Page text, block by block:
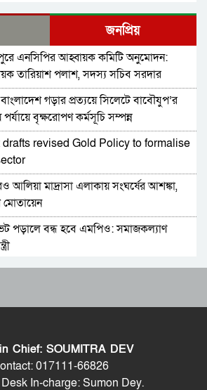
শেষ করবো কীভাবে’- এসএসসির সময়
শিক্ষার্থীদের উদ্বেগ
মন্ত্রিসভার আকার, আসছে নতুন মুখ
হারে কেমন হবে বাংলাদেশ-ভারত কূটনৈতিক
তারেক রহমান আগে দিল্লি না বেইজিং সফর
নেতৃবৃন্দের সঙ্গে সিলেট জেলার খাসিয়া
বিষয়ে সরকারের উচ্চপর্যায়ের সভা অনুষ্ঠিত “
পথ ধরে স্বাধীনতার যুদ্ধ
আহমদের কলাম; ডেডলাইন ১২ ফেব্রুয়ারি:
কে জিতবে?
জনপ্রিয়
এনসিপির আহ্বায়ক কমিটি অনুমোদন:
তারিয়াশ পলাশ, সদস্য সচিব সরদার
গড়ার প্রত্যয়ে সিলেটে বাবৌযুপ’র
পর্যায়ে বৃক্ষরোপণ কর্মসূচি সম্পন্ন
drafts revised Gold Policy to formalise
আলিয়া মাদ্রাসা এলাকায় সংঘর্ষের আশঙ্কা,
পড়ালে বন্ধ হবে এমপিও: সমাজকল্যাণ
অলআউট হয়ে ইনিংস ব্যবধানে হারল
হিমাচলে বাস উল্টে নিহত ৮, আহত ১০
Chief: SOUMITRA DEV
017111-66826
In-charge: Sumon Dey.